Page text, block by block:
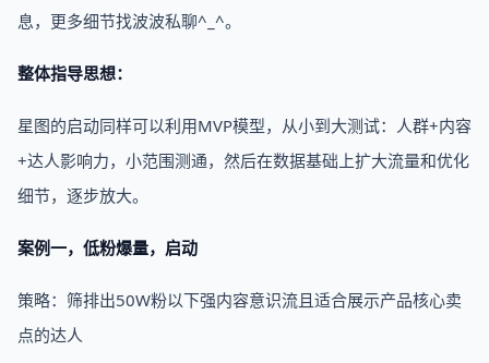
息，更多细节找波波私聊^_^。
整体指导思想：
星图的启动同样可以利用MVP模型，从小到大测试：人群+内容
+达人影响力，小范围测通，然后在数据基础上扩大流量和优化
细节，逐步放大。
案例一，低粉爆量，启动
策略：筛排出50W粉以下强内容意识流且适合展示产品核心卖
点的达人